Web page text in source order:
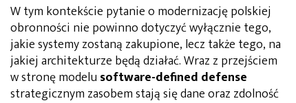
W tym kontekście pytanie o modernizację polskiej
obronności nie powinno dotyczyć wyłącznie tego,
jakie systemy zostaną zakupione, lecz także tego, na
jakiej architekturze będą działać. Wraz z przejściem
w stronę modelu software-defined defense
strategicznym zasobem stają się dane oraz zdolność